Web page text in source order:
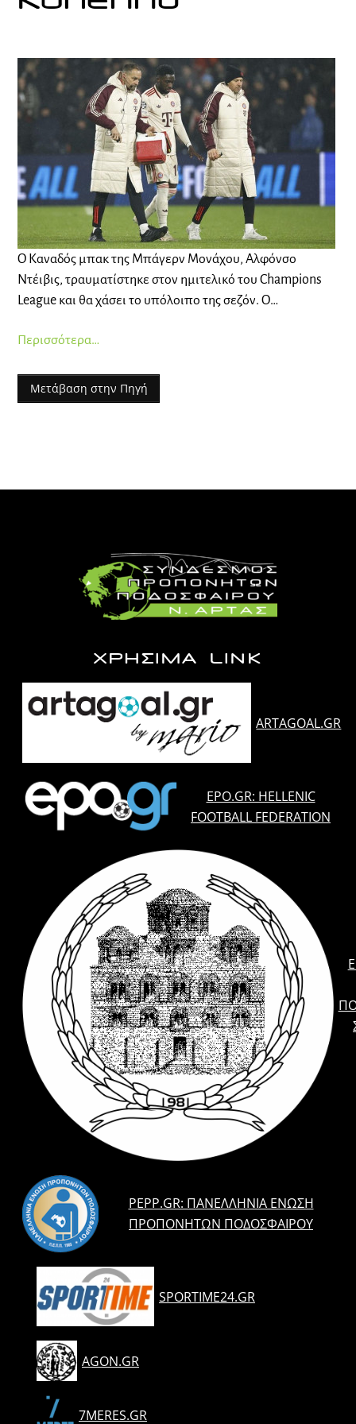
Ο Καναδός μπακ της Μπάγερν Μονάχου, Αλφόνσο
Ντέιβις, τραυματίστηκε στον ημιτελικό του Champions
League και θα χάσει το υπόλοιπο της σεζόν. Ο…
Περισσότερα…
Μετάβαση στην Πηγή
ΧΡΗΣΙΜΑ LINK
ARTAGOAL.GR
EPO.GR: HELLENIC
FOOTBALL FEDERATION
PEPP.GR: ΠΑΝΕΛΛΉΝΙΑ ΈΝΩΣΗ
ΠΡΟΠΟΝΗΤΏΝ ΠΟΔΟΣΦΑΊΡΟΥ
SPORTIME24.GR
AGON.GR
7MERES.GR